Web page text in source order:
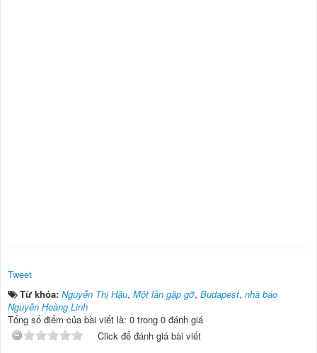
Tweet
Từ khóa: Nguyễn Thị Hậu, Một lần gặp gỡ, Budapest, nhà báo
Nguyễn Hoàng Linh
Tổng số điểm của bài viết là: 0 trong 0 đánh giá
Click để đánh giá bài viết